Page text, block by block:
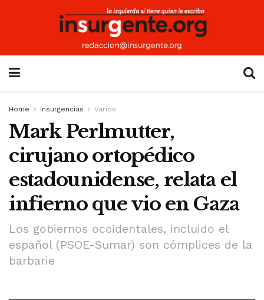
Home Insurgencias Varios
Mark Perlmutter,
cirujano ortopédico
estadounidense, relata el
infierno que vio en Gaza
Los gobiernos occidentales, incluido el
español (PSOE-Sumar) son cómplices de la
barbarie